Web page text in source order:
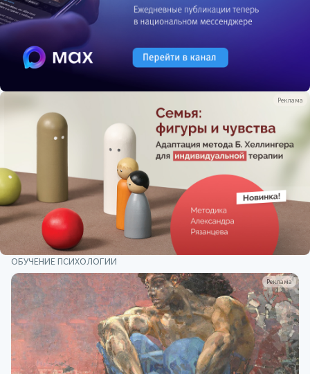
Реклама
ОБУЧЕНИЕ ПСИХОЛОГИИ
Реклама